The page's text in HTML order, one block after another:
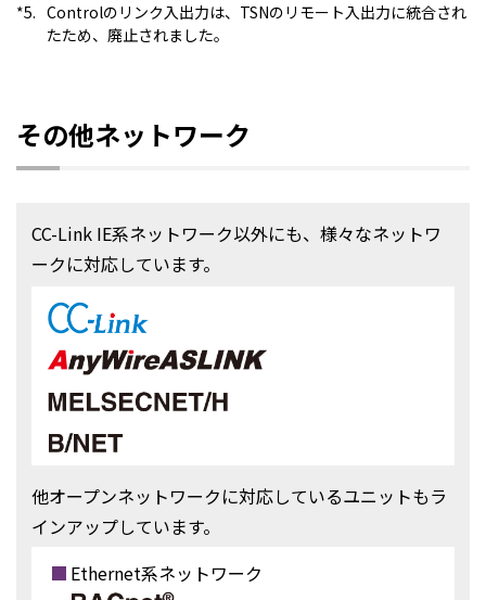
*5. Controlのリンク入出力は、TSNのリモート入出力に統合され
たため、廃止されました。
その他ネットワーク
CC-Link IE系ネットワーク以外にも、様々なネットワ
ークに対応しています。
他オープンネットワークに対応しているユニットもラ
インアップしています。
Ethernet系ネットワーク